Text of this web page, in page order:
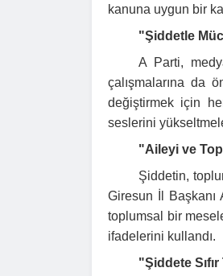
kanuna uygun bir
"Şiddetle
A Parti,
çalışmalarına da
değiştirmek için
seslerini
"Aileyi ve
Şiddetin,
Giresun İl
toplumsal bir
ifadelerini kullandı.
"Şiddete